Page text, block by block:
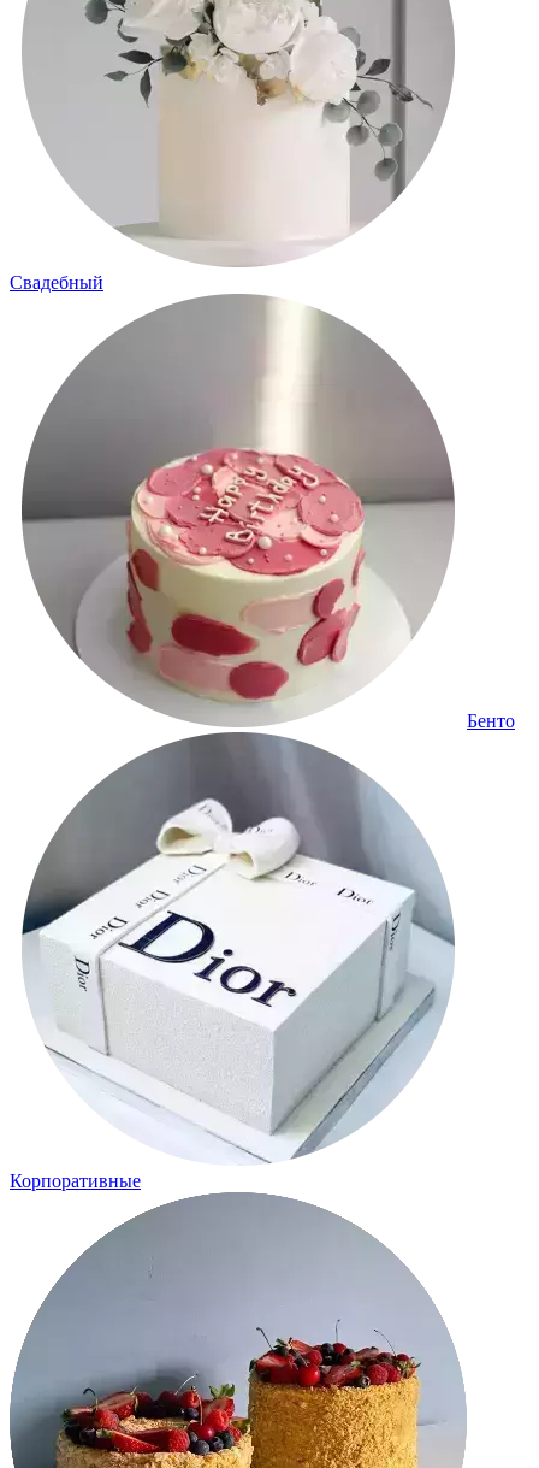
Свадебный
Бенто
Корпоративные